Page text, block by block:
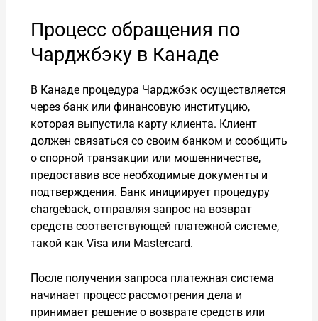
Процесс обращения по
Чарджбэку в Канаде
В Канаде процедура Чарджбэк осуществляется
через банк или финансовую институцию,
которая выпустила карту клиента. Клиент
должен связаться со своим банком и сообщить
о спорной транзакции или мошенничестве,
предоставив все необходимые документы и
подтверждения. Банк инициирует процедуру
chargeback, отправляя запрос на возврат
средств соответствующей платежной системе,
такой как Visa или Mastercard.
После получения запроса платежная система
начинает процесс рассмотрения дела и
принимает решение о возврате средств или